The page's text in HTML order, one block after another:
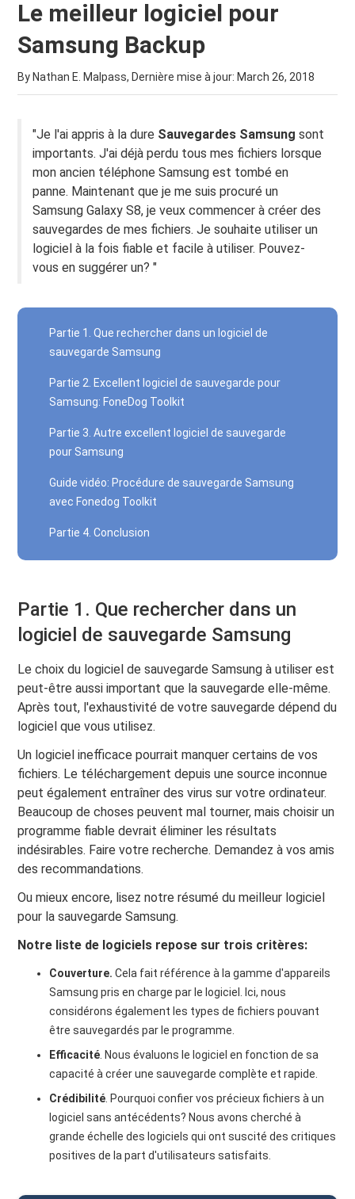
Le meilleur logiciel pour
Samsung Backup
By Nathan E. Malpass, Dernière mise à jour: March 26, 2018
"Je l'ai appris à la dure Sauvegardes Samsung sont
importants. J'ai déjà perdu tous mes fichiers lorsque
mon ancien téléphone Samsung est tombé en
panne. Maintenant que je me suis procuré un
Samsung Galaxy S8, je veux commencer à créer des
sauvegardes de mes fichiers. Je souhaite utiliser un
logiciel à la fois fiable et facile à utiliser. Pouvez-
vous en suggérer un? "
Partie 1. Que rechercher dans un logiciel de
sauvegarde Samsung
Partie 2. Excellent logiciel de sauvegarde pour
Samsung: FoneDog Toolkit
Partie 3. Autre excellent logiciel de sauvegarde
pour Samsung
Guide vidéo: Procédure de sauvegarde Samsung
avec Fonedog Toolkit
Partie 4. Conclusion
Partie 1. Que rechercher dans un
logiciel de sauvegarde Samsung
Le choix du logiciel de sauvegarde Samsung à utiliser est
peut-être aussi important que la sauvegarde elle-même.
Après tout, l'exhaustivité de votre sauvegarde dépend du
logiciel que vous utilisez.
Un logiciel inefficace pourrait manquer certains de vos
fichiers. Le téléchargement depuis une source inconnue
peut également entraîner des virus sur votre ordinateur.
Beaucoup de choses peuvent mal tourner, mais choisir un
programme fiable devrait éliminer les résultats
indésirables. Faire votre recherche. Demandez à vos amis
des recommandations.
Ou mieux encore, lisez notre résumé du meilleur logiciel
pour la sauvegarde Samsung.
Notre liste de logiciels repose sur trois critères:
Couverture. Cela fait référence à la gamme d'appareils
Samsung pris en charge par le logiciel. Ici, nous
considérons également les types de fichiers pouvant
être sauvegardés par le programme.
Efficacité . Nous évaluons le logiciel en fonction de sa
capacité à créer une sauvegarde complète et rapide.
Crédibilité . Pourquoi confier vos précieux fichiers à un
logiciel sans antécédents? Nous avons cherché à
grande échelle des logiciels qui ont suscité des critiques
positives de la part d'utilisateurs satisfaits.